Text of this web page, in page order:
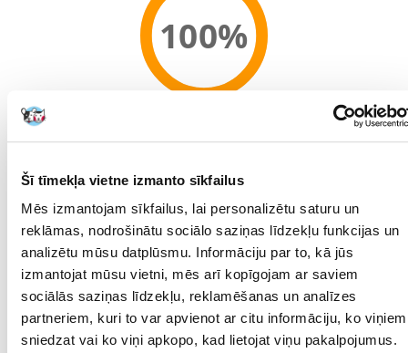
Šī tīmekļa vietne izmanto sīkfailus
Mēs izmantojam sīkfailus, lai personalizētu saturu un
reklāmas, nodrošinātu sociālo saziņas līdzekļu funkcijas un
analizētu mūsu datplūsmu. Informāciju par to, kā jūs
izmantojat mūsu vietni, mēs arī kopīgojam ar saviem
sociālās saziņas līdzekļu, reklamēšanas un analīzes
partneriem, kuri to var apvienot ar citu informāciju, ko viņiem
sniedzat vai ko viņi apkopo, kad lietojat viņu pakalpojumus.
100%
Recommend
UZRAKSTĪT ATSAUKSMI
APRAKSTS RAKSTUROJUMS
ATSAUKSMES
FOTOGRĀFIJA
- Šampūns ar dabīgu kokosriekstu eļļu - Atvieglo ķemmēšanu - Ideāli
piemērots garspalvainām šķirnēm - 250 ml tilpums.
Parametri